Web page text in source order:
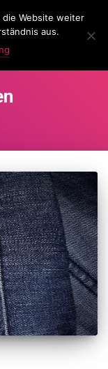
die Website weiter
aus.